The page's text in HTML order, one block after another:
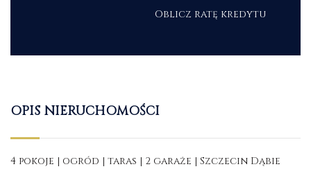
Oblicz ratę kredytu
OPIS NIERUCHOMOŚCI
4 pokoje | ogród | taras | 2 garaże | Szczecin Dąbie